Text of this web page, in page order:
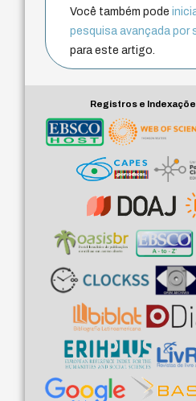
Você também pode
pesquisa avançada por
para este artigo.
Registros e